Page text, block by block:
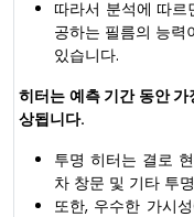
따라서 분석에 따르
공하는 필름의 능력
있습니다.
히터는 예측 기간 동안
상됩니다.
투명 히터는 결로
차 창문 및 기타 투
또한, 우수한 가시